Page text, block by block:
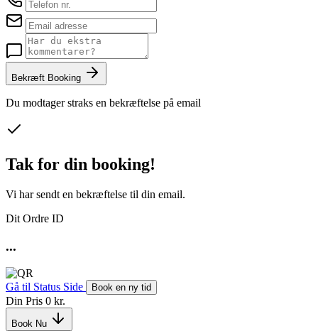
Bekræft Booking
Du modtager straks en bekræftelse på email
Tak for din booking!
Vi har sendt en bekræftelse til din email.
Dit Ordre ID
...
Gå til Status Side Book en ny tid
Din Pris 0 kr.
Book Nu